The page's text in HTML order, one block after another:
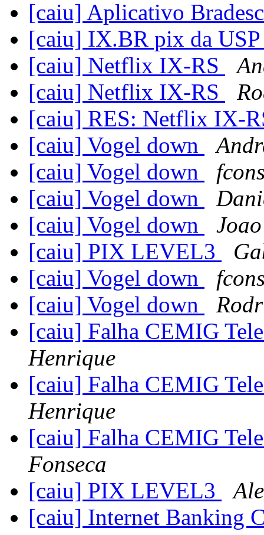
[caiu] Aplicativo
[caiu] IX.BR pix da
[caiu] Netflix IX-RS
[caiu] Netflix IX-RS
[caiu] RES: Netflix IX-
[caiu] Vogel down
[caiu] Vogel down
[caiu] Vogel down
[caiu] Vogel down
[caiu] PIX LEVEL3
[caiu] Vogel down
[caiu] Vogel down
[caiu] Falha CEMIG
Henrique
[caiu] Falha CEMIG
Henrique
[caiu] Falha CEMIG
Fonseca
[caiu] PIX LEVEL3
[caiu] Internet Banking